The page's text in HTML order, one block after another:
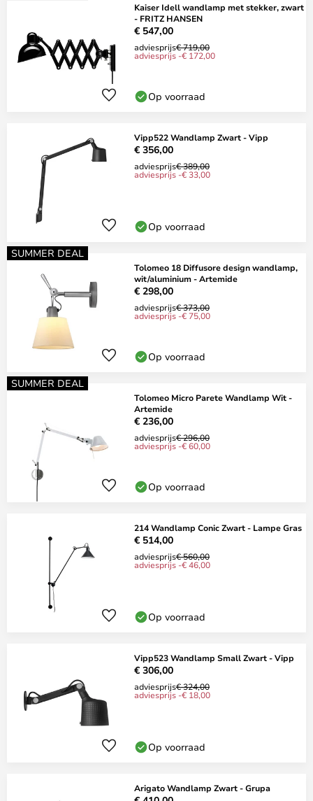
Kaiser Idell wandlamp met stekker, zwart
- FRITZ HANSEN
€ 547,00
adviesprijs€ 719,00
adviesprijs -€ 172,00
Op voorraad
Vipp522 Wandlamp Zwart - Vipp
€ 356,00
adviesprijs€ 389,00
adviesprijs -€ 33,00
Op voorraad
SUMMER DEAL
Tolomeo 18 Diffusore design wandlamp,
wit/aluminium - Artemide
€ 298,00
adviesprijs€ 373,00
adviesprijs -€ 75,00
Op voorraad
SUMMER DEAL
Tolomeo Micro Parete Wandlamp Wit -
Artemide
€ 236,00
adviesprijs€ 296,00
adviesprijs -€ 60,00
Op voorraad
214 Wandlamp Conic Zwart - Lampe Gras
€ 514,00
adviesprijs€ 560,00
adviesprijs -€ 46,00
Op voorraad
Vipp523 Wandlamp Small Zwart - Vipp
€ 306,00
adviesprijs€ 324,00
adviesprijs -€ 18,00
Op voorraad
Arigato Wandlamp Zwart - Grupa